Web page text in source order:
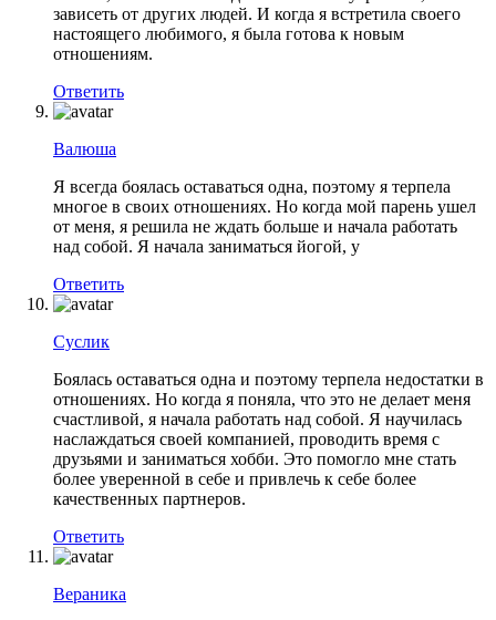
зависеть от других людей. И когда я встретила своего
настоящего любимого, я была готова к новым
отношениям.
Ответить
Валюша
Я всегда боялась оставаться одна, поэтому я терпела
многое в своих отношениях. Но когда мой парень ушел
от меня, я решила не ждать больше и начала работать
над собой. Я начала заниматься йогой, у
Ответить
Суслик
Боялась оставаться одна и поэтому терпела недостатки в
отношениях. Но когда я поняла, что это не делает меня
счастливой, я начала работать над собой. Я научилась
наслаждаться своей компанией, проводить время с
друзьями и заниматься хобби. Это помогло мне стать
более уверенной в себе и привлечь к себе более
качественных партнеров.
Ответить
Вераника